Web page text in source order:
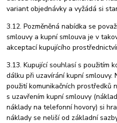
variant objednávky a vyžádá si
3.12. Pozměněná nabídka se
smlouvy a kupní smlouva je v
akceptací kupujícího
3.13. Kupující souhlasí s použitím
dálku při uzavírání kupní smlouvy.
použití komunikačních prostředků
s uzavřením kupní smlouvy
náklady na telefonní hovory) si
náklady se neliší od základní